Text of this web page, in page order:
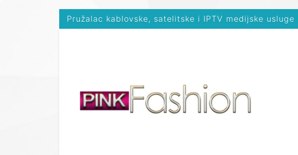
Pružalac kablovske, satelitske i IPTV medijske usluge